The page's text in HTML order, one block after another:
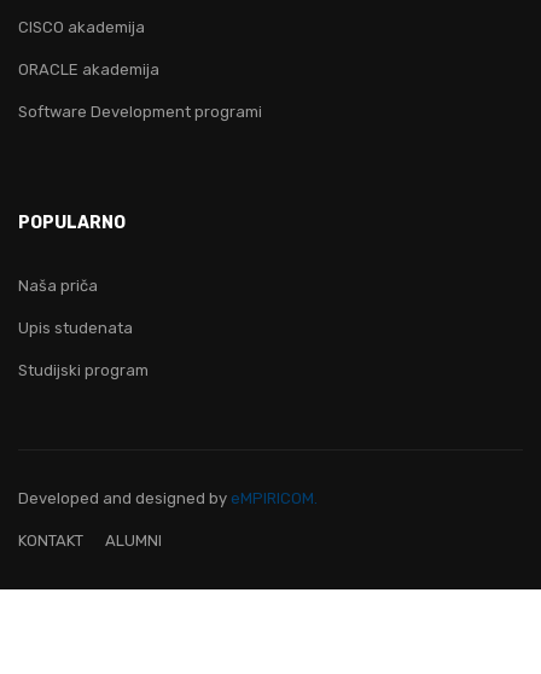
CISCO akademija
ORACLE akademija
Software Development programi
POPULARNO
Naša priča
Upis studenata
Studijski program
Developed and designed by eMPIRICOM.
KONTAKT ALUMNI